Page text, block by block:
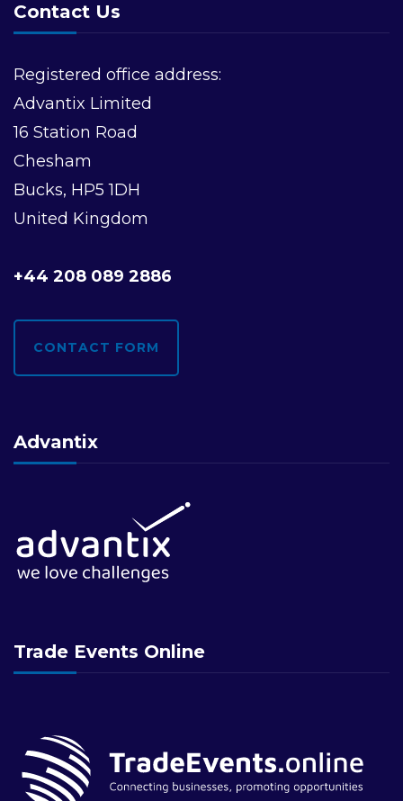
v
i
g
a
t
n
Contact Us
Registered office address:
Advantix Limited
16 Station Road
Chesham
Bucks, HP5 1DH
United Kingdom
+44 208 089 2886
CONTACT FORM
Advantix
Trade Events Online